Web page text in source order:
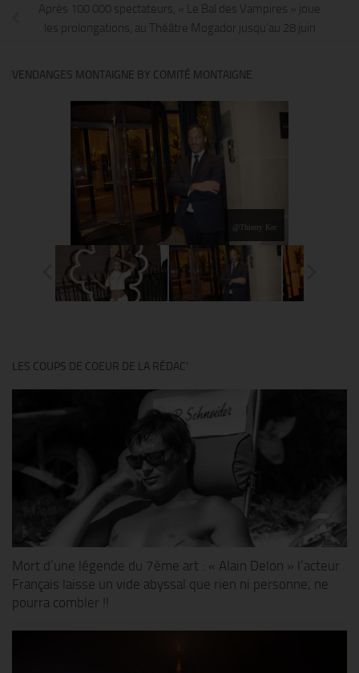
Après 100 000 spectateurs, « Le Bal des Vampires » joue
les prolongations, au Théâtre Mogador jusqu’au 28 juin
VENDANGES MONTAIGNE BY COMITÉ MONTAIGNE
@Thierry Ker
LES COUPS DE COEUR DE LA RÉDAC’
Mort d’une légende du 7ème art : « Alain Delon » l’acteur
Français laisse un vide abyssal que rien ni personne, ne
pourra combler !!